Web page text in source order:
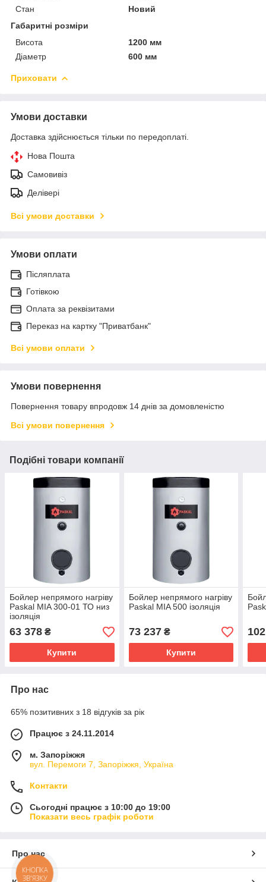
Стан
Новий
Габаритні розміри
Висота
1200 мм
Діаметр
600 мм
Приховати
Умови доставки
Доставка здійснюється тільки по передоплаті.
Нова Пошта
Самовивіз
Делівері
Всі умови доставки
Умови оплати
Післяплата
Готівкою
Оплата за реквізитами
Переказ на картку "Приватбанк"
Всі умови оплати
Умови повернення
Повернення товару впродовж 14 днів за домовленістю
Всі умови повернення
Подібні товари компанії
Бойлер непрямого нагріву
Paskal MIA 300-01 ТО низ
ізоляція
63 378 ₴
Купити
Бойлер непрямого нагріву
Paskal MIA 500 ізоляція
73 237₴
Купити
Про нас
65% позитивних з 18 відгуків за рік
Працює з 24.11.2014
м. Запоріжжя
вул. Перемоги 7, Запоріжжя, Україна
Контакти
Сьогодні працює з 10:00 до 19:00
Показати весь графік роботи
Про нас
КНОПКА
ЗВ'ЯЗКУ